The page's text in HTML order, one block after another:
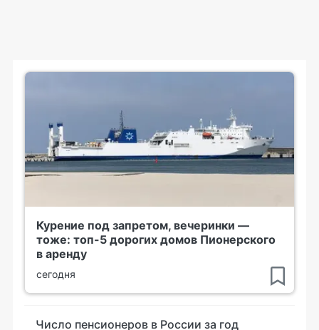
Курение под запретом, вечеринки —
тоже: топ-5 дорогих домов Пионерского
в аренду
сегодня
Число пенсионеров в России за год